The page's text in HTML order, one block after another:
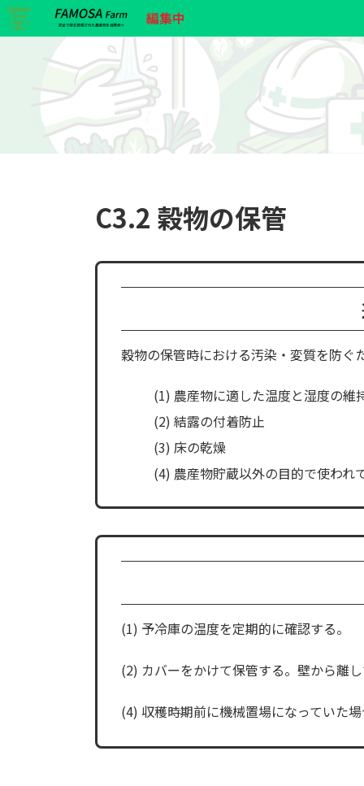
コ
ン
ナ
ビ
編集中
C3.2 穀物の保管
穀物の保管時における汚染・変質を防ぐ
(1) 農産物に適した温度と湿度の維
(2) 結露の付着防止
(3) 床の乾燥
(4) 農産物貯蔵以外の目的で使われ
(1) 予冷庫の温度を定期的に確認する。
(2) カバーをかけて保管する。壁から離し
(4) 収穫時期前に機械置場になっていた場